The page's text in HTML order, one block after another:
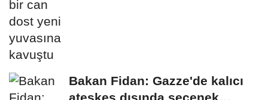
Bakan Fidan: Gazze'de kalıcı
ateşkes dışında seçenek